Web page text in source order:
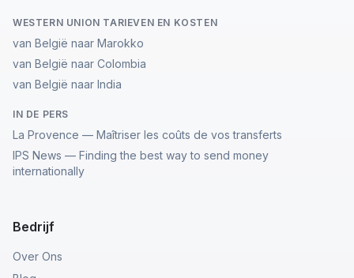
WESTERN UNION TARIEVEN EN KOSTEN
van België naar Marokko
van België naar Colombia
van België naar India
IN DE PERS
La Provence — Maîtriser les coûts de vos transferts
IPS News — Finding the best way to send money
internationally
Bedrijf
Over Ons